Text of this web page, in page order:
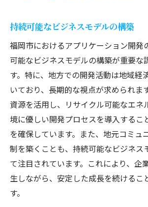
持続可能なビジネスモデルの構築
福岡市におけるアプリケーション開発
可能なビジネスモデルの構築が重要な
す。特に、地方での開発活動は地域経
いており、長期的な視点が求められま
資源を活用し、リサイクル可能なエネ
境に優しい開発プロセスを導入するこ
を確保しています。また、地元コミュ
制を築くことも、持続可能なビジネス
て注目されています。これにより、企
生しながら、安定した成長を続けるこ
す。